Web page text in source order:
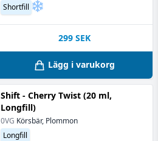
Shortfill
299 SEK
Lägg i varukorg
Shift - Cherry Twist (20 ml,
Longfill)
0VG Körsbär, Plommon
Longfill